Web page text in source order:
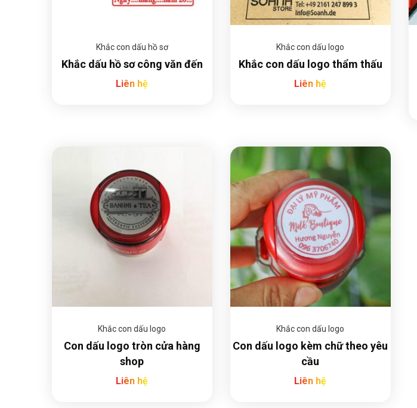
Khắc con dấu hồ sơ
Khắc dấu hồ sơ công văn đến
Liên hệ
Khắc con dấu logo
Khắc con dấu logo thẩm thấu
Liên hệ
Khắc con dấu logo
Con dấu logo tròn cửa hàng
shop
Liên hệ
Khắc con dấu logo
Con dấu logo kèm chữ theo yêu
cầu
Liên hệ